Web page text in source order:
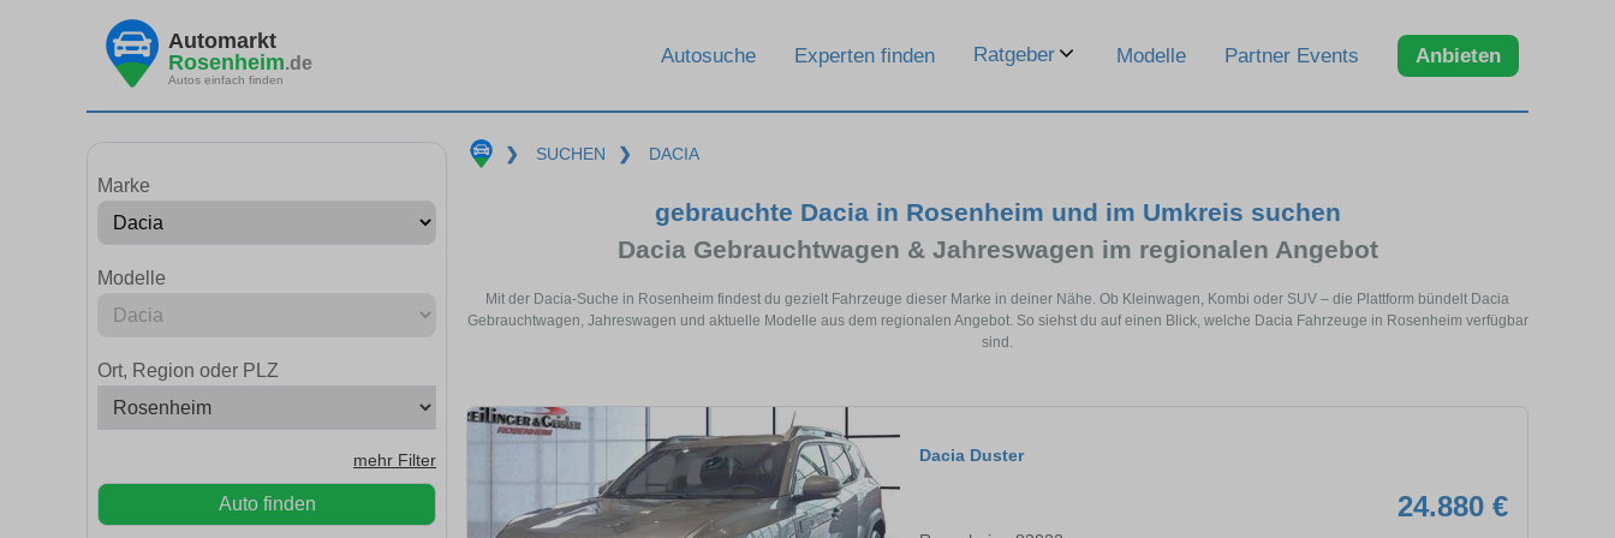
Automarkt
Rosenheim.de
Autos einfach finden
Autosuche Experten finden Ratgeber Modelle Partner Events Anbieten
Marke
Modelle
Ort, Region oder PLZ
mehr Filter
Auto finden
❯ SUCHEN ❯ DACIA
gebrauchte Dacia in Rosenheim und im Umkreis suchen
Dacia Gebrauchtwagen & Jahreswagen im regionalen Angebot
Mit der Dacia-Suche in Rosenheim findest du gezielt Fahrzeuge dieser Marke in deiner Nähe. Ob Kleinwagen, Kombi oder SUV – die Plattform bündelt Dacia
Gebrauchtwagen, Jahreswagen und aktuelle Modelle aus dem regionalen Angebot. So siehst du auf einen Blick, welche Dacia Fahrzeuge in Rosenheim verfügbar
sind.
Dacia Duster
24.880 €